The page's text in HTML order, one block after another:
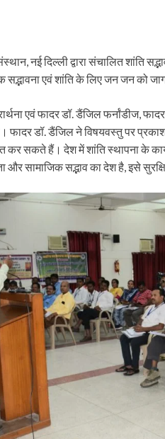
नई दिल्ली द्वारा संचालित शांति
सद्भावना एवं शांति के लिए जन जन को
एवं फादर डॉ. डैंजिल फर्नांडीज,
फादर डॉ. डैंजिल ने विषयवस्तु पर
कर सकते हैं। देश में शांति स्थापना के
और सामाजिक सद्भाव का देश है, इसे